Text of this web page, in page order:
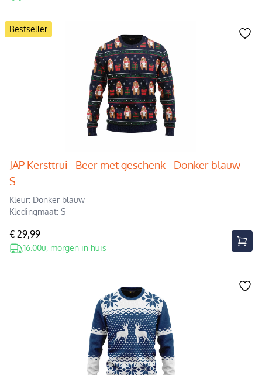
Bestseller
JAP Kersttrui - Beer met geschenk - Donker blauw -
S
Kleur: Donker blauw
Kledingmaat: S
€ 29,99
16.00u, morgen in huis